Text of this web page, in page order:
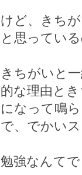
けど、きち
と思ってい
きちがいと
的な理由と
になって鳴
で、でかい
勉強なんて